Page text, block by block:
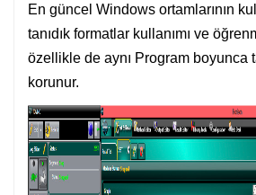
En güncel Windows ortamlarının
tanıdık formatlar kullanımı ve
özellikle de aynı Program boyunca
korunur.